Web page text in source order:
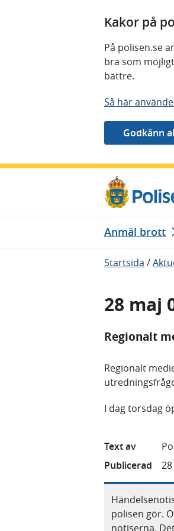
Kakor på
På polisen.se
bra som
bättre.
Så här
Anmäl brott
Startsida /
28 maj
Regionalt
Regionalt
I dag torsdag
Text av
Publicerad
polisen gör.
notiserna.